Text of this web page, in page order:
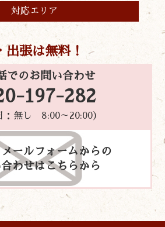
対応エリア
出張は無料！
でのお問い合わせ
197-282
：無し 8:00～20:00）
ールフォームからの
わせはこちらから